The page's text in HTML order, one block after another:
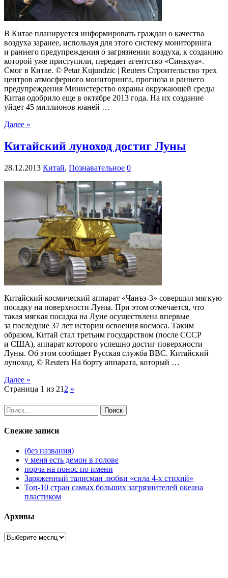
В Китае планируется информировать граждан о качества
воздуха заранее, используя для этого систему мониторинга
и раннего предупреждения о загрязнении воздуха, к созданию
которой уже приступили, передает агентство «Синьхуа».
Смог в Китае. © Petar Kujundzic | Reuters Строительство трех
центров атмосферного мониторинга, прогноза и раннего
предупреждения Министерство охраны окружающей среды
Китая одобрило еще в октябре 2013 года. На их создание
уйдет 45 миллионов юаней …
Далее »
Китайский луноход достиг Луны
28.12.2013 Китай, Познавательное 0
Китайский космический аппарат «Чанъэ-3» совершил мягкую
посадку на поверхности Луны. При этом отмечается, что
такая мягкая посадка на Луне осуществлена впервые
за последние 37 лет истории освоения космоса. Таким
образом, Китай стал третьим государством (после СССР
и США), аппарат которого успешно достиг поверхности
Луны. Об этом сообщает Русская служба BBC. Китайский
луноход. © Reuters На борту аппарата, который …
Далее »
Страница 1 из 21 2 »
Найти:
Свежие записи
(без названия)
у меня есть демон в голове
порча на понос по имени
Заряженный талисман любви «сила 4-х стихий»
Топ-10 стран самых больших загрязнителей океана
пластиком
Архивы
Архивы